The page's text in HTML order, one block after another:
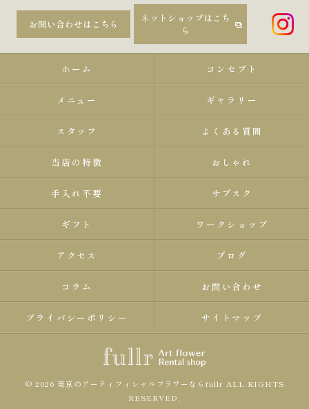
お問い合わせはこちら
ネットショップはこち
ら
ホーム コンセプト
メニュー ギャラリー
スタッフ よくある質問
当店の特徴 おしゃれ
手入れ不要 サブスク
ギフト ワークショップ
アクセス ブログ
コラム お問い合わせ
プライバシーポリシー サイトマップ
© 2026 東京のアーティフィシャルフラワーならfullr ALL RIGHTS
RESERVED.